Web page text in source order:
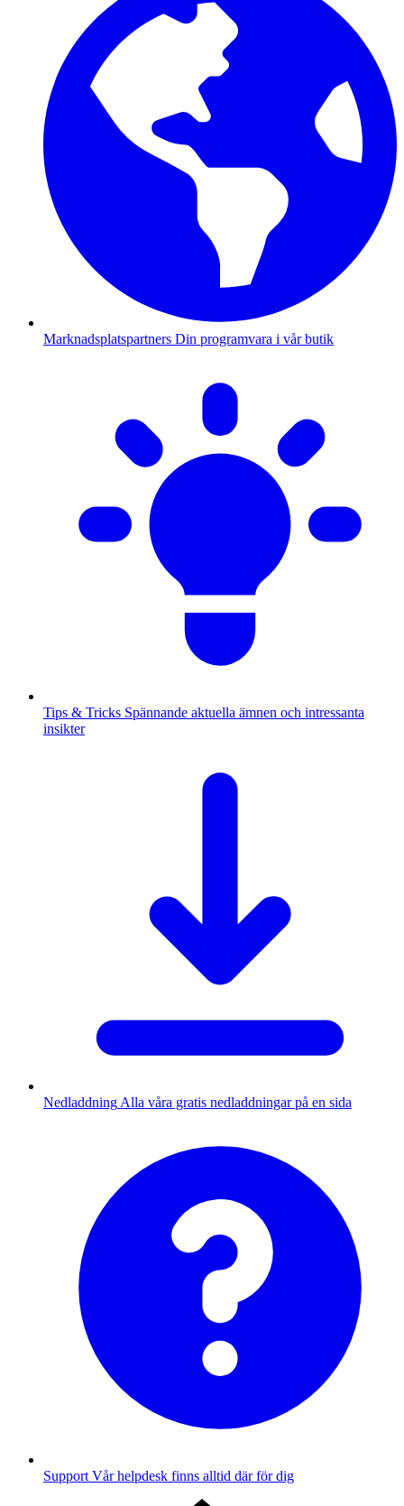
Marknadsplatspartners Din programvara i vår butik
Tips & Tricks Spännande aktuella ämnen och intressanta
insikter
Nedladdning Alla våra gratis nedladdningar på en sida
Support Vår helpdesk finns alltid där för dig